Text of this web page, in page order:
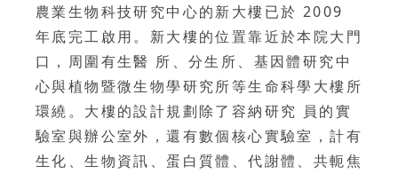
農業生物科技研究中心的新大樓已於 2009
年底完工啟用。新大樓的位置靠近於本院大門
口，周圍有生醫 所、分生所、基因體研究中
心與植物暨微生物學研究所等生命科學大樓所
環繞。大樓的設計規劃除了容納研究 員的實
驗室與辦公室外，還有數個核心實驗室，計有
生化、生物資訊、蛋白質體、代謝體、共軛焦